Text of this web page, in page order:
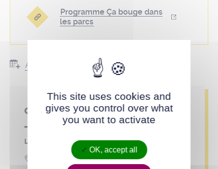
Qui contacter ?
La Bibliothèque
Rue François-Rabelais
Programme Ça bouge dans
les parcs
Ajouter au calendrier
This site uses cookies and
gives you control over what
you want to activate
OK, accept all